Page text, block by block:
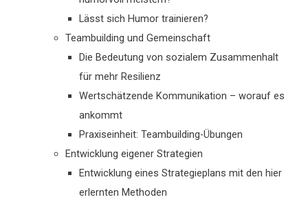
Lässt sich Humor trainieren?
Teambuilding und Gemeinschaft
Die Bedeutung von sozialem Zusammenhalt
für mehr Resilienz
Wertschätzende Kommunikation – worauf es
ankommt
Praxiseinheit: Teambuilding-Übungen
Entwicklung eigener Strategien
Entwicklung eines Strategieplans mit den hier
erlernten Methoden